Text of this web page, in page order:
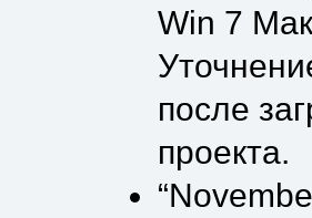
Win 7
после
проекта.